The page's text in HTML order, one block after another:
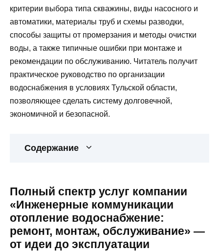
критерии выбора типа скважины, виды насосного и
автоматики, материалы труб и схемы разводки,
способы защиты от промерзания и методы очистки
воды, а также типичные ошибки при монтаже и
рекомендации по обслуживанию. Читатель получит
практическое руководство по организации
водоснабжения в условиях Тульской области,
позволяющее сделать систему долговечной,
экономичной и безопасной.
Содержание
Полный спектр услуг компании
«Инженерные коммуникации
отопление водоснабжение:
ремонт, монтаж, обслуживание» —
от идеи до эксплуатации